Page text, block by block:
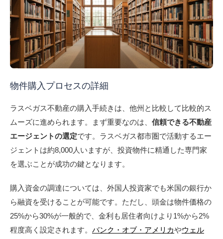
物件購入プロセスの詳細
ラスベガス不動産の購入手続きは、他州と比較して比較的ス
ムーズに進められます。まず重要なのは、 信頼できる不動産
エージェントの選定です。ラスベガス都市圏で活動するエー
ジェントは約8,000人いますが、投資物件に精通した専門家
を選ぶことが成功の鍵となります。
購入資金の調達については、外国人投資家でも米国の銀行か
ら融資を受けることが可能です。ただし、頭金は物件価格の
25%から30%が一般的で、金利も居住者向けより1%から2%
程度高く設定されます。 バンク・オブ・アメリカやウェル